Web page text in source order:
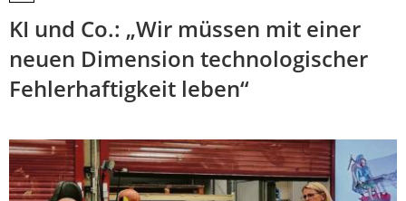
KI und Co.: „Wir müssen mit einer
neuen Dimension technologischer
Fehlerhaftigkeit leben“